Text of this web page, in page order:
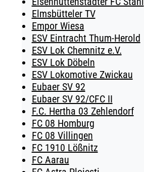
Elmsbütteler TV
Empor Wiesa
ESV Eintracht Thum-Herold
ESV Lok Chemnitz e.V.
ESV Lok Döbeln
ESV Lokomotive Zwickau
Eubaer SV 92
Eubaer SV 92/CFC II
F.C. Hertha 03 Zehlendorf
FC 08 Homburg
FC 08 Villingen
FC 1910 Lößnitz
FC Aarau